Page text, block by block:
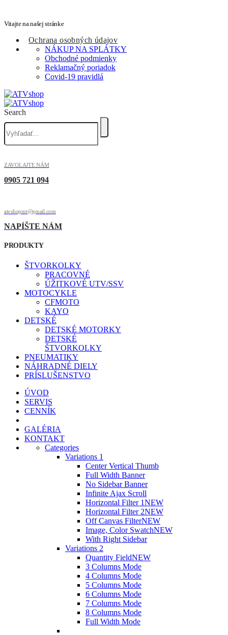
Vitajte na našej stránke
Ochrana osobných údajov
NÁKUP NA SPLÁTKY
Obchodné podmienky
Reklamačný poriadok
Covid-19 pravidlá
Search
ZAVOLAJTE NÁM
0905 721 094
atvshopmt@gmail.com
NAPÍŠTE NÁM
PRODUKTY
ŠTVORKOLKY
PRACOVNÉ
ÚŽITKOVÉ UTV/SSV
MOTOCYKLE
CFMOTO
KAYO
DETSKÉ
DETSKÉ MOTORKY
DETSKÉ
ŠTVORKOLKY
PNEUMATIKY
NÁHRADNÉ DIELY
PRÍSLUŠENSTVO
ÚVOD
SERVIS
CENNÍK
GALÉRIA
KONTAKT
Categories
Variations 1
Center Vertical Thumb
Full Width Banner
No Sidebar Banner
Infinite Ajax Scroll
Horizontal Filter 1NEW
Horizontal Filter 2NEW
Off Canvas FilterNEW
Image, Color SwatchNEW
With Right Sidebar
Variations 2
Quantity FieldNEW
3 Columns Mode
4 Columns Mode
5 Columns Mode
6 Columns Mode
7 Columns Mode
8 Columns Mode
Full Width Mode